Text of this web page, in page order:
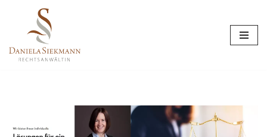
Inhalt
springen